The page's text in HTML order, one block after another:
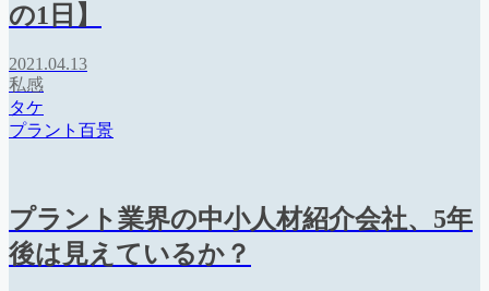
の1日】
2021.04.13
私感
タケ
プラント百景
プラント業界の中小人材紹介会社、5年
後は見えているか？